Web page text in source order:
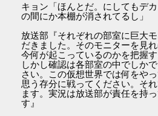
キョン「ほんとだ。にしてもデ
の間にか本棚が消されてるし」
放送部『それぞれの部室に巨大
だきました。そのモニターを見れ
今何が起こっているのかを把握す
しかし確認は各部室の中でしか
さい。この仮想世界では何をやっ
思う存分に戦ってください。そ
ます。実況は放送部が責任を持
す』